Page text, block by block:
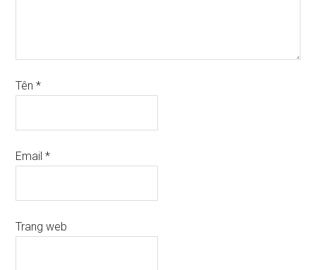
Tên*
Email*
Trang web